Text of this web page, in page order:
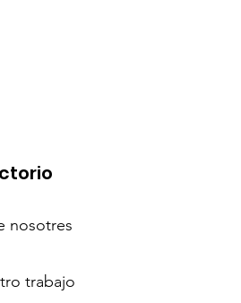
nosotres
trabajo